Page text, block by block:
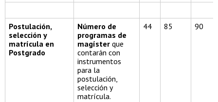
Postulación,
selección y
matrícula en
Postgrado
Número de
programas de
magíster que
contarán con
instrumentos
para la
postulación,
selección y
matrícula.
44 85 90